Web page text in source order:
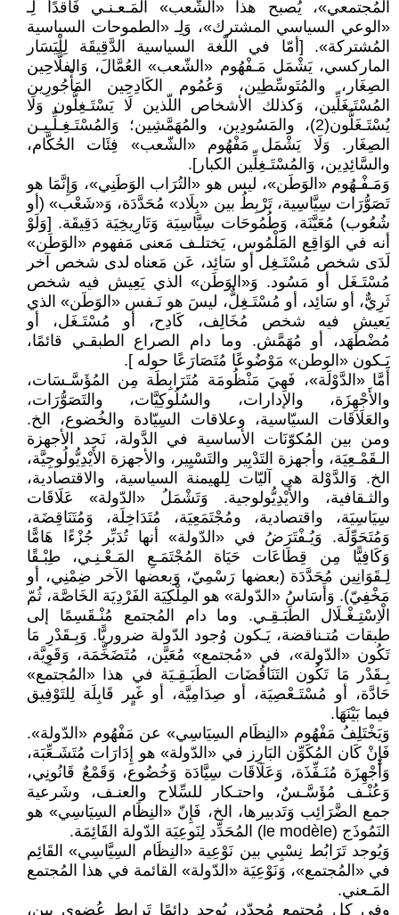
المُجتمعي»، يُصبح هذا «الشّعب» المَـعـنـي فَاقدًا لِـ
«الوعي السياسي المشترك»، وَلِـ «الطموحات السياسية
المُشتركة». [أمّا في اللّغة السياسية الدَّقِيقَة لِلْيَسَار
الماركسي، يَشْمَل مَـفْهُوم «الشّعب» العُمَّالَ، وَالفلَّاحِين
الصِغَار، والمُتَوسِّطِين، وَعُمُوم الكَادِحِين المَأْجُورِين
المُسْتَـغَلِّين، وَكذلك الأشخاص اللّذين لَا يَسْتَـغِلُّون وَلَا
يُسْتَـغَلُّون(2)، والمَسُودِين، والمُهَمَّشِين؛ وَالمُسْتَـغِـلِّـيـن
الصِغَار. وَلَا يَشْمَل مَفْهُوم «الشّعب» فِئَات الحُكَّام،
والسَّائِدِين، وَالمُسْتَـغِلِّين الكبار].
وَمَـفْـهُوم «الوَطَن»، ليس هو «التُرَاب الوَطَنِي»، وَإِنَّمَا هو
تَصَوُّرَات سِيَّاسِية، تَرْبِطُ بين «بِلَاد» مُحَدَّدَة، وَ«شَعْب» (أو
شُعُوب) مُعَيَّنَة، وَطُمُوحَات سِيَّاسِيَة وَتَارِيخِيَة دَقِيقَة. [وَلَوْ
أنه في الوَاقِع المَلْمُوس، يَختلـف مَعنى مَفهوم «الوَطَن»
لَدَى شخص مُسْتَـغِل أو سَائِد، عَن مَعناه لدى شخص آخر
مُسْتَـغَل أو مَسُود. وَ«الوَطَن» الذي يَعِيش فيه شخص
ثَرِيٌّ، أو سَائِد، أو مُسْتَـغِلٌّ، ليسَ هو نَـفس «الوَطَن» الذي
يَعيش فيه شخص مُخَالِف، كَادِح، أو مُسْتَـغَل، أو
مُضْطَهَد، أو مُهَمَّش. وما دام الصراع الطبقـي قائمًا،
يَـكون «الوطن» مَوْضُوعًا مُتَصَارَعًا حوله ].
أَمَّا «الدَّوْلَة»، فَهِيَ مَنْظُومَة مُتَرَابِطَة مِن المُؤَسَّـسَات،
والأَجْهِزَة، والإدارات، والسُلُوكِيَّات، والتَصَوُّرَات،
والعَلَاقَات السيّاسية، وعلاقات السِيّادة والخُضوع، الخ.
ومن بين المُكوّنَات الأساسية في الدَّولة، نَجد الأجهزة
الـقَمْـعِيَة، وأجهزة التَدْبِير والتَسْيِير، والأجهزة الأَيْدِيُّولُوجِيَّة،
الخ. وَالدَّوْلة هي آليّات لِلهيمنة السياسية، والاقتصادية،
والثـقافية، والأَيْدِيُّولوجية. وَتَشْمَلُ «الدّولة» عَلَاقَات
سِيَاسِيَة، واقتصادية، ومُجْتَمَعِيَة، مُتَدَاخِلَة، وَمُتَنَاقِضَة،
وَمُتَحَوِّلَة. وَيُـفْتَرَضُ في «الدّولة» أنها تُدَبِّر جُزْءًا هَامًّا
وَكَافِيًّا مِن قِطَاعَات حَيَاة المُجْتَمَـعِ المَـعْـنِـي، طِبْـقًا
لِـقَوَانِين مُحَدَّدَة (بعضها رَسْمِيّ، وَبعضها الآخر ضِمْنِي، أو
مَخْفِيّ). وَأَسَاسُ «الدّولة» هو المِلْكِيَة الفَرْدِيَة الخَاصَّة، ثُمّ
الْاِسْتِـغْـلَال الطَبَـقِـي. وما دام المُجتمع مُنْـقَسِمًا إلى
طبقات مُتـناقضة، يَـكون وُجود الدّولة ضروريًّا. وَبِـقَدْرِ مَا
تَكُون «الدّولة»، في «مُجتمع» مُعَيَّن، مُتَضَخِّمَة، وَقَوِيَّة،
بِـقَدْر مَا تَكُون التَنَاقُضَات الطَبَـقِـيَة في هذا «المُجتمع»
حَادَّة، أو مُسْتَـعْصِيَة، أو صِدَامِيَّة، أو غَيٍر قَابِلَة لِلتَوْفِيق
فيما بَيْنَهَا.
وَيَخْتَلِفُ مَفْهُوم «النِظَام السِيَاسِي» عن مَفْهُوم «الدّولة».
فَإِنْ كَان المُكَوِّن البَارِز في «الدّولة» هو إِدَارَات مُتَشَـعِّبَة،
وَأَجْهِزَة مُنَـفِّذَة، وَعَلَاقَات سِيَّادَة وَخُضُوع، وَقَمْعٌ قَانُونِي،
وَعُنْـف مُؤَسَّـسٌ، واحتـكار للسِّلاح والعنـف، وشَرعية
جمع الضَّرَائِب وَتَدبيرها، الخ، فَإِنّ «النِظَام السِيَاسِي» هو
النَمُوذَج (le modèle) المُحَدِّد لِنَوعِيَة الدّولة القَائِمَة.
وَيُوجد تَرَابُط نِسْبِي بين نَوْعِية «النِظَام السِيَّاسِي» القَائِم
في «المُجتمع»، وَنَوْعِيَة «الدّولة» القائمة في هذا المُجتمع
المَـعني.
وفي كل مُجتمع مُحدّد، يُوجد دائمًا تَرابط عُضوي بين،